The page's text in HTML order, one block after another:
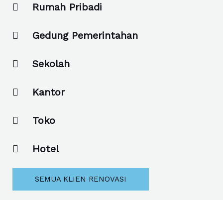
Rumah Pribadi
Gedung Pemerintahan
Sekolah
Kantor
Toko
Hotel
SEMUA KLIEN RENOVASI